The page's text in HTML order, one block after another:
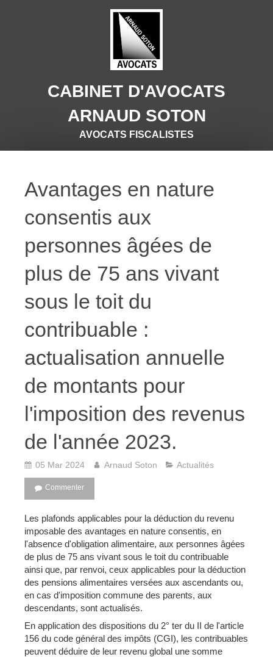
CABINET D'AVOCATS
ARNAUD SOTON
AVOCATS FISCALISTES
Avantages en nature
consentis aux
personnes âgées de
plus de 75 ans vivant
sous le toit du
contribuable :
actualisation annuelle
de montants pour
l'imposition des revenus
de l'année 2023.
05 Mar 2024 Arnaud Soton Actualités
Commenter
Les plafonds applicables pour la déduction du revenu
imposable des avantages en nature consentis, en
l'absence d'obligation alimentaire, aux personnes âgées
de plus de 75 ans vivant sous le toit du contribuable
ainsi que, par renvoi, ceux applicables pour la déduction
des pensions alimentaires versées aux ascendants ou,
en cas d'imposition commune des parents, aux
descendants, sont actualisés.
En application des dispositions du 2° ter du II de l'article
156 du code général des impôts (CGI), les contribuables
peuvent déduire de leur revenu global une somme